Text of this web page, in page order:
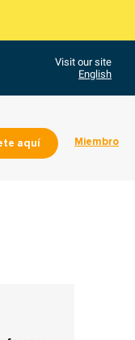
Visit our site
English
aquí Miembro